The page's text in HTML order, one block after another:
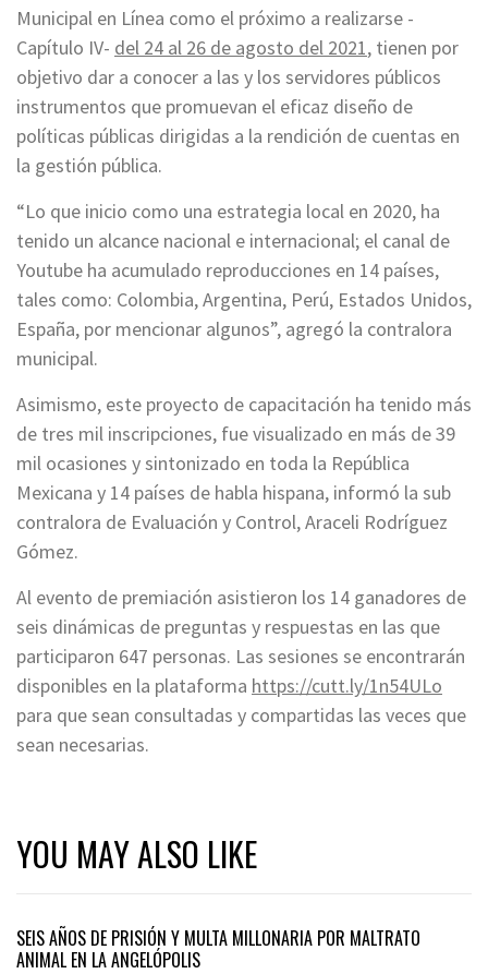
Municipal en Línea como el próximo a realizarse -
Capítulo IV- del 24 al 26 de agosto del 2021, tienen por
objetivo dar a conocer a las y los servidores públicos
instrumentos que promuevan el eficaz diseño de
políticas públicas dirigidas a la rendición de cuentas en
la gestión pública.
“Lo que inicio como una estrategia local en 2020, ha
tenido un alcance nacional e internacional; el canal de
Youtube ha acumulado reproducciones en 14 países,
tales como: Colombia, Argentina, Perú, Estados Unidos,
España, por mencionar algunos”, agregó la contralora
municipal.
Asimismo, este proyecto de capacitación ha tenido más
de tres mil inscripciones, fue visualizado en más de 39
mil ocasiones y sintonizado en toda la República
Mexicana y 14 países de habla hispana, informó la sub
contralora de Evaluación y Control, Araceli Rodríguez
Gómez.
Al evento de premiación asistieron los 14 ganadores de
seis dinámicas de preguntas y respuestas en las que
participaron 647 personas. Las sesiones se encontrarán
disponibles en la plataforma https://cutt.ly/1n54ULo
para que sean consultadas y compartidas las veces que
sean necesarias.
YOU MAY ALSO LIKE
SEIS AÑOS DE PRISIÓN Y MULTA MILLONARIA POR MALTRATO
ANIMAL EN LA ANGELÓPOLIS